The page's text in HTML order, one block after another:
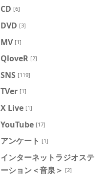
CD [6]
DVD [3]
MV [1]
QloveR [2]
SNS [119]
TVer [1]
X Live [1]
YouTube [17]
アンケート [1]
インターネットラジオステ
ーション＜音泉＞ [2]